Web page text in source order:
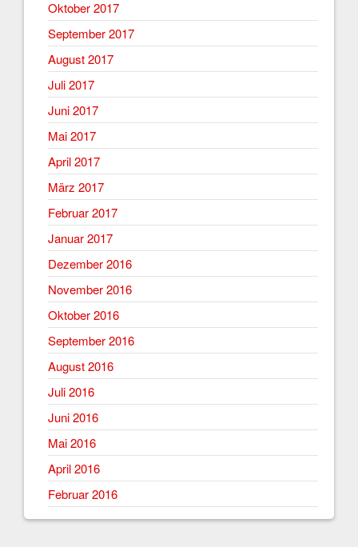
Oktober 2017
September 2017
August 2017
Juli 2017
Juni 2017
Mai 2017
April 2017
März 2017
Februar 2017
Januar 2017
Dezember 2016
November 2016
Oktober 2016
September 2016
August 2016
Juli 2016
Juni 2016
Mai 2016
April 2016
Februar 2016